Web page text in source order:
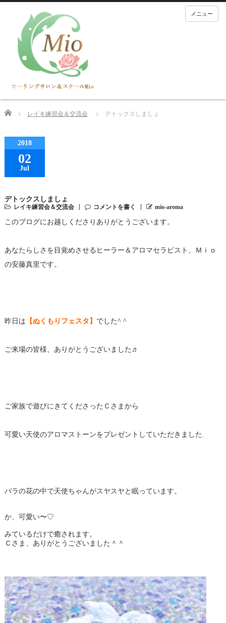
メニュー
Home レイキ練習会＆交流会 デトックスしましょ
2018
02
Jul
デトックスしましょ
レイキ練習会＆交流会 コメントを書く mio-aroma
このブログにお越しくださりありがとうございます。
あなたらしさを目覚めさせるヒーラー＆アロマセラピスト、Ｍｉｏ
の安藤真里です。
昨日は 【ぬくもりフェスタ】 でした^ ^
ご来場の皆様、ありがとうございました♬
ご家族で遊びにきてくださったＣさまから
可愛い天使のアロマストーンをプレゼントしていただきました.
バラの花の中で天使ちゃんがスヤスヤと眠っています。
か、可愛い〜♡
みているだけで癒されます。
Ｃさま、ありがとうございました＾＾